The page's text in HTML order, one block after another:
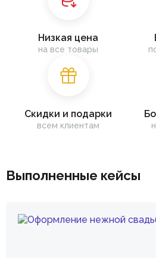
Низкая цена
на все товары
Скидки и подарки
всем клиентам
Выполненные кейсы